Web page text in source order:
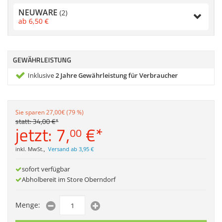
Anmelden
NEUWARE (2)
ab 6,50 €
GEWÄHRLEISTUNG
Inklusive2 Jahre Gewährleistung für Verbraucher
Sie sparen 27,00€ (79 %)
statt:34,00€*
jetzt: 7,00 €*
inkl. MwSt., Versand ab 3,95 €
sofort verfügbar
Abholbereit im Store Oberndorf
Menge: